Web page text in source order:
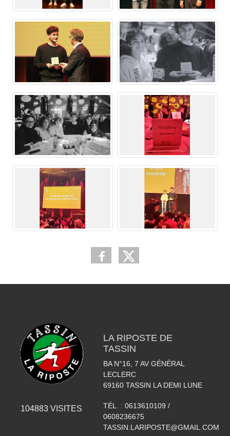
104883 VISITES
LA RIPOSTE DE
TASSIN
BA N°16, 7 AV GÉNÉRAL
LECLERC
69160 TASSIN LA DEMI LUNE
TÉL. : 0613610109 /
0608236675
TASSIN.LARIPOSTE@GMAIL.COM